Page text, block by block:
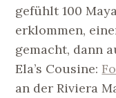
gefühlt 100
erklommen,
gemacht, dann
Ela’s Cousine:
an der Riviera